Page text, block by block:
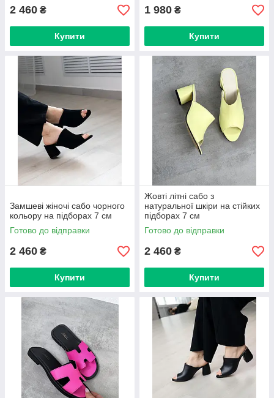
2 460 ₴
Купити
1 980 ₴
Купити
Замшеві жіночі сабо чорного
кольору на підборах 7 см
Готово до відправки
2 460 ₴
Купити
Жовті літні сабо з
натуральної шкіри на стійких
підборах 7 см
Готово до відправки
2 460 ₴
Купити